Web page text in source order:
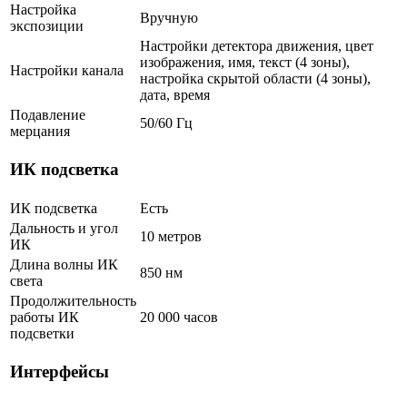
Настройка
экспозиции
Вручную
Настройки канала
Настройки детектора движения, цвет
изображения, имя, текст (4 зоны),
настройка скрытой области (4 зоны),
дата, время
Подавление
мерцания
50/60 Гц
ИК подсветка
ИК подсветка
Есть
Дальность и угол
ИК
10 метров
Длина волны ИК
света
850 нм
Продолжительность
работы ИК
подсветки
20 000 часов
Интерфейсы